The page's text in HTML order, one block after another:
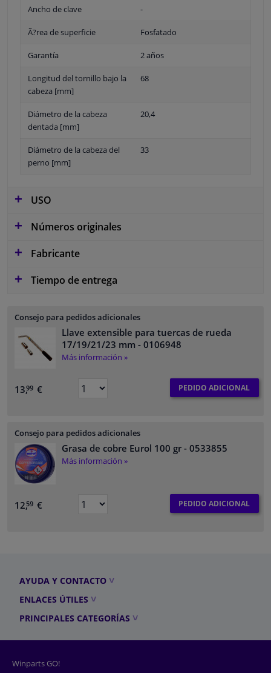
Ancho de clave -
Ã?rea de superficie Fosfatado
Garantía 2 años
Longitud del tornillo bajo la
cabeza [mm]
68
Diámetro de la cabeza
dentada [mm]
20,4
Diámetro de la cabeza del
perno [mm]
33
USO
Números originales
Fabricante
Tiempo de entrega
Consejo para pedidos adicionales
Llave extensible para tuercas de rueda
17/19/21/23 mm - 0106948
Más información »
13,99 € PEDIDO ADICIONAL
Consejo para pedidos adicionales
Grasa de cobre Eurol 100 gr - 0533855
Más información »
12,59 € PEDIDO ADICIONAL
AYUDA Y CONTACTO
ENLACES ÚTILES
PRINCIPALES CATEGORÍAS
Winparts GO!